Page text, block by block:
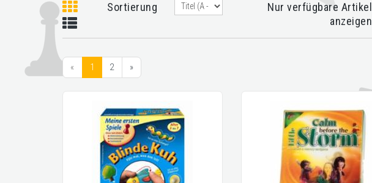
Sortierung
Nur verfügbare Artikel
anzeigen
« 1 2 »